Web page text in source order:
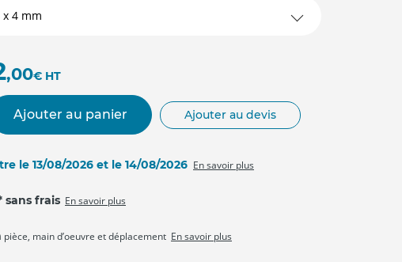
,00€ HT
Ajouter au panier Ajouter au devis
le 13/08/2026 et le 14/08/2026 En savoir plus
sans frais En savoir plus
pièce, main d’oeuvre et déplacement En savoir plus